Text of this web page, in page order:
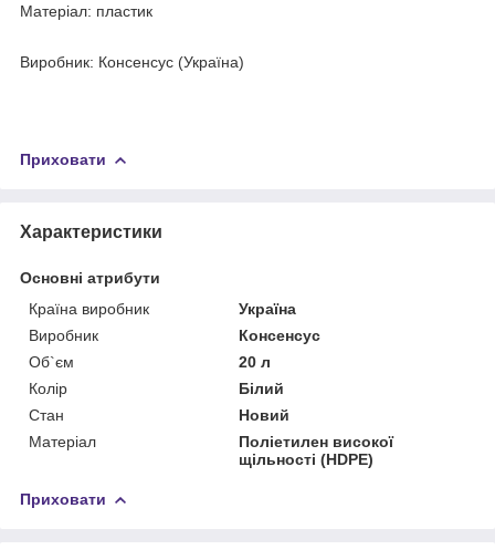
Матеріал: пластик
Виробник: Консенсус (Україна)
Приховати
Характеристики
Основні атрибути
Країна виробник
Україна
Виробник
Консенсус
Об`єм
20 л
Колір
Білий
Стан
Новий
Матеріал
Поліетилен високої
щільності (HDPE)
Приховати